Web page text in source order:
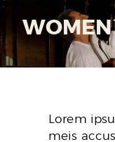
HOME
GRÃO
KRAV
Lorem
meis